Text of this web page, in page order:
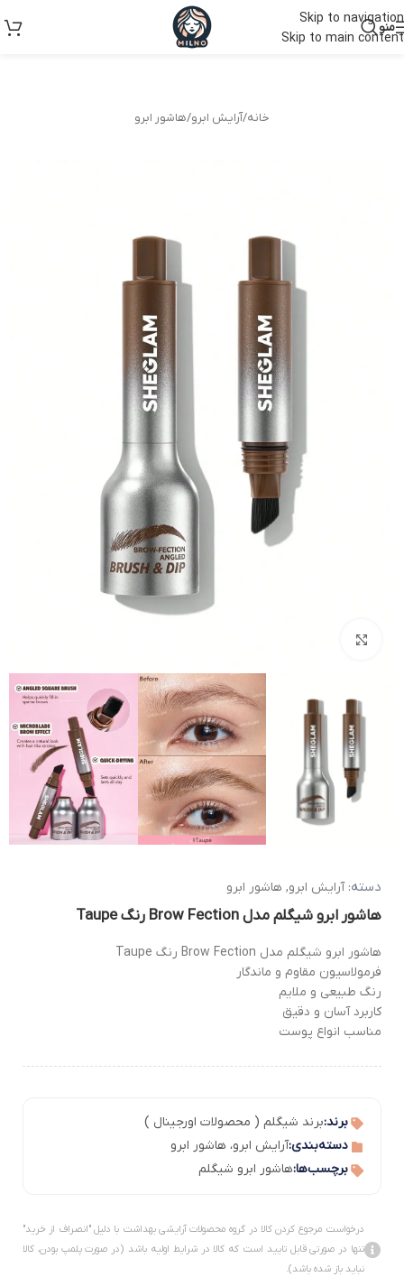
Skip to navigation
Skip to main content
منو
خانه/آرایش ابرو/هاشور ابرو
دسته: آرایش ابرو, هاشور ابرو
هاشور ابرو شیگلم مدل Brow Fection رنگ Taupe
هاشور ابرو شیگلم مدل Brow Fection رنگ Taupe
فرمولاسیون مقاوم و ماندگار
رنگ طبیعی و ملایم
کاربرد آسان و دقیق
مناسب انواع پوست
برند:برند شیگلم ( محصولات اورجینال )
دسته‌بندی:آرایش ابرو، هاشور ابرو
برچسب‌ها:هاشور ابرو شیگلم
درخواست مرجوع کردن کالا در گروه محصولات آرایشی بهداشت با دلیل "انصراف از خرید"
تنها در صورتی قابل تایید است که کالا در شرایط اولیه باشد (در صورت پلمپ بودن، کالا
نباید باز شده باشد).